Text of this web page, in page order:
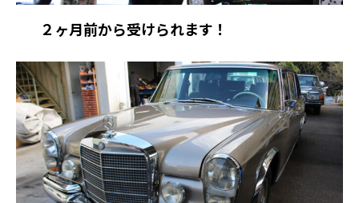
２ヶ月前から受けられます！